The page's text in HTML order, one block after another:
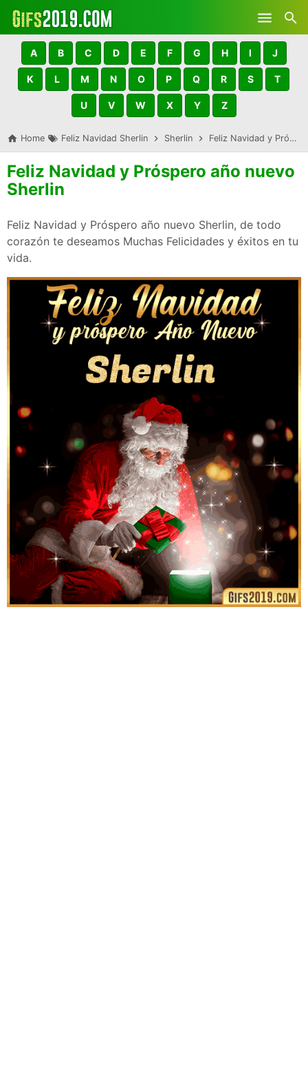
Skip to main content
A B C D E F G H I J
K L M N O P Q R S T
U V W X Y Z
Home Feliz Navidad Sherlin Sherlin Feliz Navidad y Próspero año nuevo Sherlin
Feliz Navidad y Próspero año nuevo
Sherlin
Feliz Navidad y Próspero año nuevo Sherlin, de todo
corazón te deseamos Muchas Felicidades y éxitos en tu
vida.